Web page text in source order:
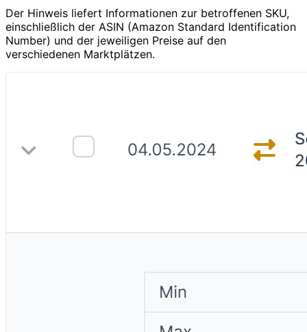
Der Hinweis liefert Informationen zur betroffenen SKU,
einschließlich der ASIN (Amazon Standard Identification
Number) und der jeweiligen Preise auf den
verschiedenen Marktplätzen.